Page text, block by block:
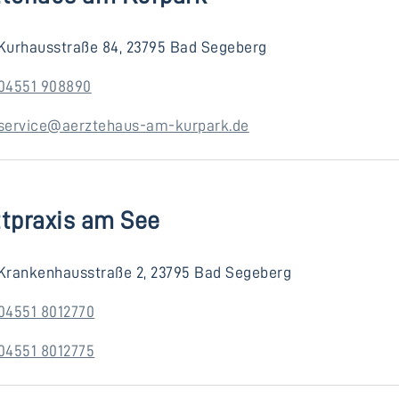
84, 23795 Bad Segeberg
908890
am-kurpark.de
am See
2, 23795 Bad Segeberg
8012770
8012775